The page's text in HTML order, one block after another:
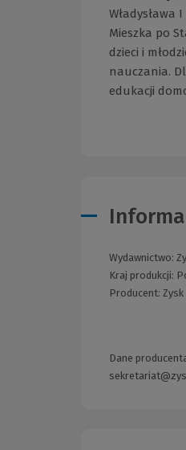
Władysława
Mieszka po
dzieci i
nauczania.
edukacji
Wydawnictwo:
Kraj produkcji:
Producent:
Dane